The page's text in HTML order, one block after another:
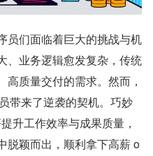
员们面临着巨大的挑战与机
、业务逻辑愈发复杂，传统
质量交付的需求。然而，
带来了逆袭的契机。巧妙
升工作效率与成果质量，
脱颖而出，顺利拿下高薪 o